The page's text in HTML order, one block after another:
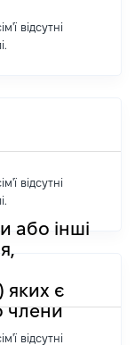
відсутні
відсутні
або інші
яких є
члени
відсутні